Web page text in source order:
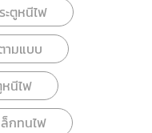
ตูหนีไฟ
ามแบบ
หนีไฟ
ล็กทนไฟ